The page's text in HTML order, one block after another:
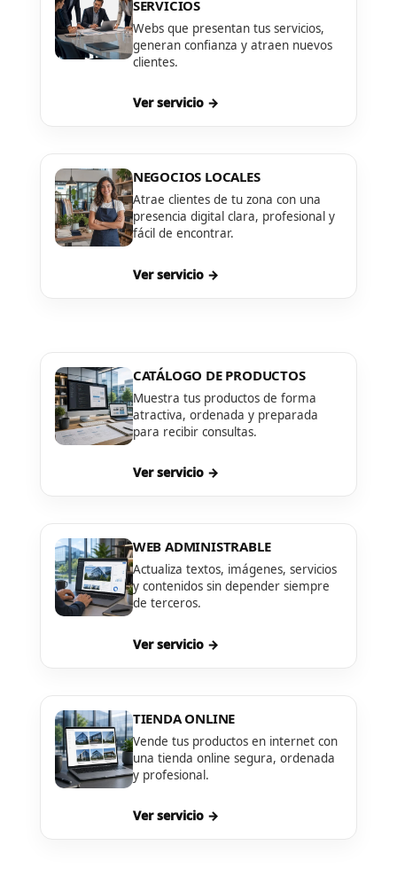
SERVICIOS
Webs que presentan tus servicios,
generan confianza y atraen nuevos
clientes.
Ver servicio →
NEGOCIOS LOCALES
Atrae clientes de tu zona con una
presencia digital clara, profesional y
fácil de encontrar.
Ver servicio →
CATÁLOGO DE PRODUCTOS
Muestra tus productos de forma
atractiva, ordenada y preparada
para recibir consultas.
Ver servicio →
WEB ADMINISTRABLE
Actualiza textos, imágenes, servicios
y contenidos sin depender siempre
de terceros.
Ver servicio →
TIENDA ONLINE
Vende tus productos en internet con
una tienda online segura, ordenada
y profesional.
Ver servicio →